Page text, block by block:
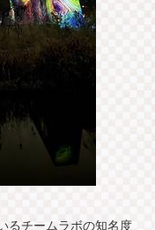
るチームラボの知名度